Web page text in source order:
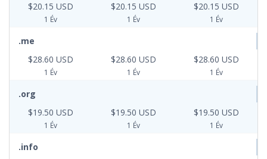
$20.15 USD
1 Év
$20.15 USD
1 Év
$20.15 USD
1 Év
.me
$28.60 USD
1 Év
$28.60 USD
1 Év
$28.60 USD
1 Év
.org
$19.50 USD
1 Év
$19.50 USD
1 Év
$19.50 USD
1 Év
.info